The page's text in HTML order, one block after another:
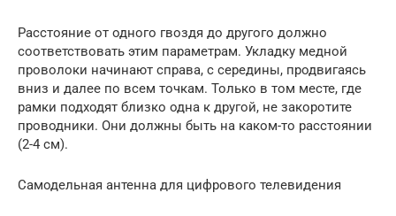
Расстояние от одного гвоздя до другого должно
соответствовать этим параметрам. Укладку медной
проволоки начинают справа, с середины, продвигаясь
вниз и далее по всем точкам. Только в том месте, где
рамки подходят близко одна к другой, не закоротите
проводники. Они должны быть на каком-то расстоянии
(2-4 см).
Самодельная антенна для цифрового телевидения